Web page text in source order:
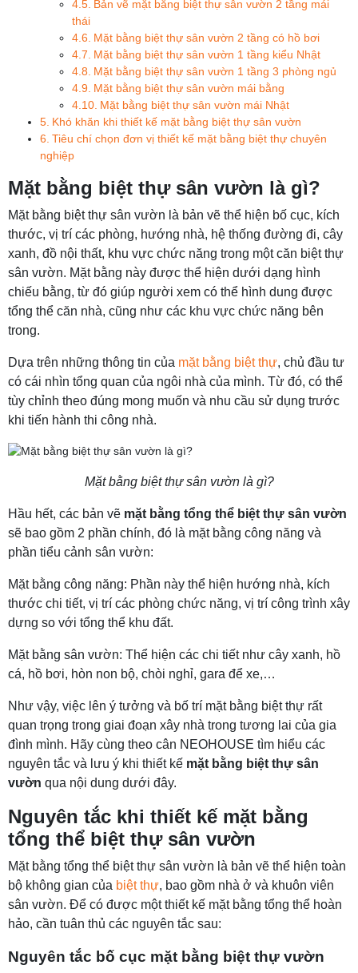
Bản vẽ mặt bằng biệt thự sân vườn 2 tầng mái
thái
Mặt bằng biệt thự sân vườn 2 tầng có hồ bơi
Mặt bằng biệt thự sân vườn 1 tầng kiểu Nhật
Mặt bằng biệt thự sân vườn 1 tầng 3 phòng ngủ
Mặt bằng biệt thự sân vườn mái bằng
Mặt bằng biệt thự sân vườn mái Nhật
Khó khăn khi thiết kế mặt bằng biệt thự sân vườn
Tiêu chí chọn đơn vị thiết kế mặt bằng biệt thự chuyên
nghiệp
Mặt bằng biệt thự sân vườn là gì?
Mặt bằng biệt thự sân vườn là bản vẽ thể hiện bố cục, kích
thước, vị trí các phòng, hướng nhà, hệ thống đường đi, cây
xanh, đồ nội thất, khu vực chức năng trong một căn biệt thự
sân vườn. Mặt bằng này được thể hiện dưới dạng hình
chiếu bằng, từ đó giúp người xem có thể hình dung được
tổng thể căn nhà, cũng như các khu vực chức năng bên
trong.
Dựa trên những thông tin của mặt bằng biệt thự, chủ đầu tư
có cái nhìn tổng quan của ngôi nhà của mình. Từ đó, có thể
tùy chỉnh theo đúng mong muốn và nhu cầu sử dụng trước
khi tiến hành thi công nhà.
Mặt bằng biệt thự sân vườn là gì?
Hầu hết, các bản vẽ mặt bằng tổng thể biệt thự sân vườn
sẽ bao gồm 2 phần chính, đó là mặt bằng công năng và
phần tiểu cảnh sân vườn:
Mặt bằng công năng: Phần này thể hiện hướng nhà, kích
thước chi tiết, vị trí các phòng chức năng, vị trí công trình xây
dựng so với tổng thể khu đất.
Mặt bằng sân vườn: Thể hiện các chi tiết như cây xanh, hồ
cá, hồ bơi, hòn non bộ, chòi nghỉ, gara để xe,…
Như vậy, việc lên ý tưởng và bố trí mặt bằng biệt thự rất
quan trọng trong giai đoạn xây nhà trong tương lai của gia
đình mình. Hãy cùng theo cân NEOHOUSE tìm hiểu các
nguyên tắc và lưu ý khi thiết kế mặt bằng biệt thự sân
vườn qua nội dung dưới đây.
Nguyên tắc khi thiết kế mặt bằng
tổng thể biệt thự sân vườn
Mặt bằng tổng thể biệt thự sân vườn là bản vẽ thể hiện toàn
bộ không gian của biệt thự, bao gồm nhà ở và khuôn viên
sân vườn. Để có được một thiết kế mặt bằng tổng thể hoàn
hảo, cần tuân thủ các nguyên tắc sau:
Nguyên tắc bố cục mặt bằng biệt thự vườn